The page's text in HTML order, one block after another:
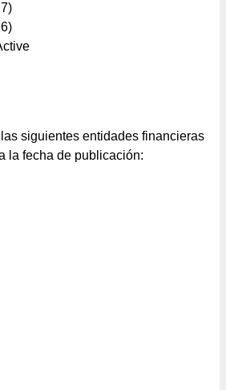
siguientes entidades financieras
la fecha de publicación: